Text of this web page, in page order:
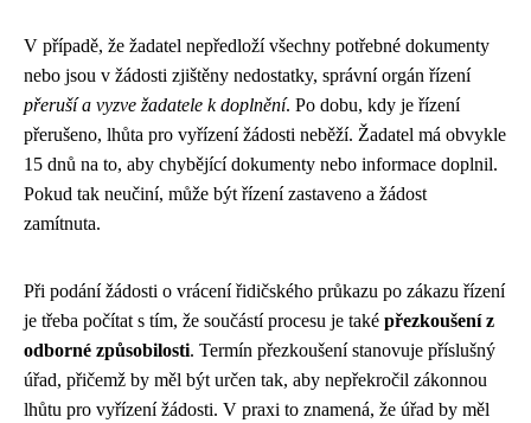
V případě, že žadatel nepředloží všechny potřebné dokumenty
nebo jsou v žádosti zjištěny nedostatky, správní orgán řízení
přeruší a vyzve žadatele k doplnění. Po dobu, kdy je řízení
přerušeno, lhůta pro vyřízení žádosti neběží. Žadatel má obvykle
15 dnů na to, aby chybějící dokumenty nebo informace doplnil.
Pokud tak neučiní, může být řízení zastaveno a žádost
zamítnuta.
Při podání žádosti o vrácení řidičského průkazu po zákazu řízení
je třeba počítat s tím, že součástí procesu je také přezkoušení z
odborné způsobilosti. Termín přezkoušení stanovuje příslušný
úřad, přičemž by měl být určen tak, aby nepřekročil zákonnou
lhůtu pro vyřízení žádosti. V praxi to znamená, že úřad by měl